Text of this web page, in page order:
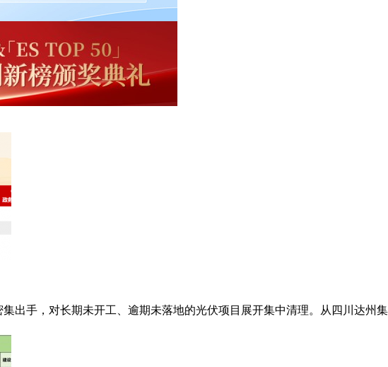
出手，对长期未开工、逾期未落地的光伏项目展开集中清理。从四川达州